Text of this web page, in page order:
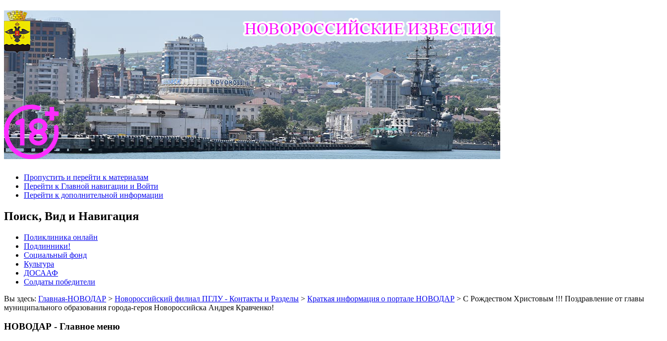
Пропустить и перейти к материалам
Перейти к Главной навигации и Войти
Перейти к дополнительной информации
Поиск, Вид и Навигация
Поликлиника онлайн
Подлинники!
Социальный фонд
Культура
ДОСААФ
Солдаты победители
Вы здесь: Главная-НОВОДАР > Новороссийский филиал ПГЛУ - Контакты и Разделы > Краткая информация о портале НОВОДАР > С Рождеством Христовым !!! Поздравление от главы
муниципального образования города-героя Новороссийска Андрея Кравченко!
НОВОДАР - Главное меню